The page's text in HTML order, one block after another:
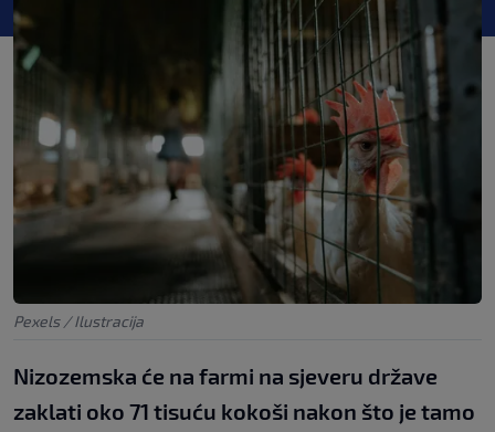
Pexels / Ilustracija
Nizozemska će na farmi na sjeveru države
zaklati oko 71 tisuću kokoši nakon što je tamo